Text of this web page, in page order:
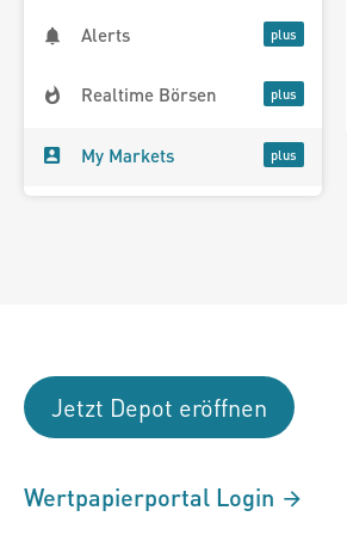
Alerts
Realtime Börsen
My Markets
Jetzt Depot eröffnen
Wertpapierportal Login